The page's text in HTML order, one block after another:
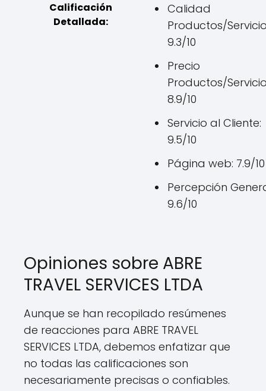
Calificación
Detallada:
Calidad
Productos/
9.3/10
Precio
Productos/
8.9/10
Servicio al Cliente:
9.5/10
Página web: 7.9/10
Percepción
9.6/10
Opiniones sobre ABRE
TRAVEL SERVICES LTDA
Aunque se han recopilado resúmenes
de reacciones para ABRE TRAVEL
SERVICES LTDA, debemos enfatizar que
no todas las calificaciones son
necesariamente precisas o confiables.